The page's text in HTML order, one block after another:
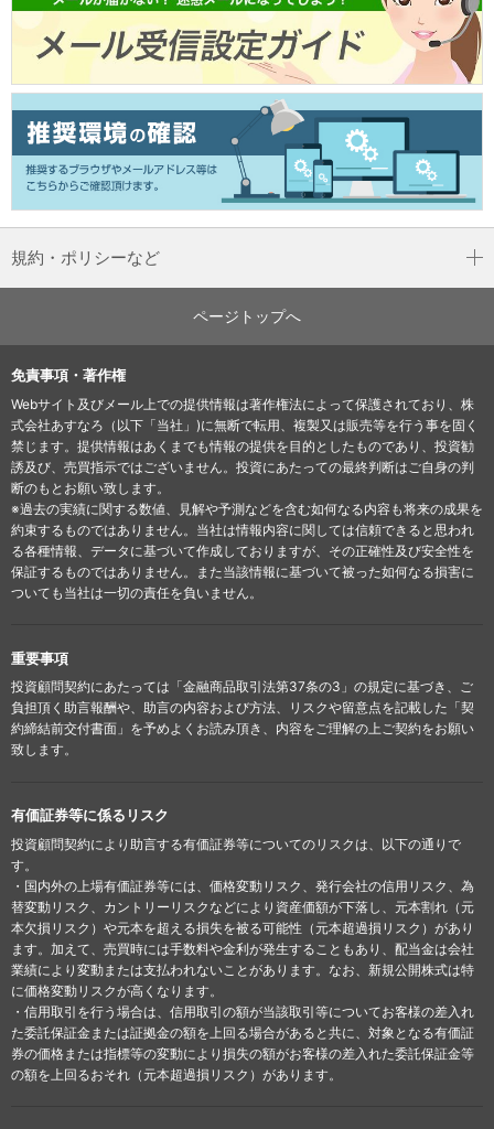
規約・ポリシーなど
ページトップへ
免責事項・著作権
Webサイト及びメール上での提供情報は著作権法によって保護されており、株
式会社あすなろ（以下「当社」)に無断で転用、複製又は販売等を行う事を固く
禁じます。提供情報はあくまでも情報の提供を目的としたものであり、投資勧
誘及び、売買指示ではございません。投資にあたっての最終判断はご自身の判
断のもとお願い致します。
※過去の実績に関する数値、見解や予測などを含む如何なる内容も将来の成果を
約束するものではありません。当社は情報内容に関しては信頼できると思われ
る各種情報、データに基づいて作成しておりますが、その正確性及び安全性を
保証するものではありません。また当該情報に基づいて被った如何なる損害に
ついても当社は一切の責任を負いません。
重要事項
投資顧問契約にあたっては「金融商品取引法第37条の3」の規定に基づき、ご
負担頂く助言報酬や、助言の内容および方法、リスクや留意点を記載した「契
約締結前交付書面」を予めよくお読み頂き、内容をご理解の上ご契約をお願い
致します。
有価証券等に係るリスク
投資顧問契約により助言する有価証券等についてのリスクは、以下の通りで
す。
・国内外の上場有価証券等には、価格変動リスク、発行会社の信用リスク、為
替変動リスク、カントリーリスクなどにより資産価額が下落し、元本割れ（元
本欠損リスク）や元本を超える損失を被る可能性（元本超過損リスク）があり
ます。加えて、売買時には手数料や金利が発生することもあり、配当金は会社
業績により変動または支払われないことがあります。なお、新規公開株式は特
に価格変動リスクが高くなります。
・信用取引を行う場合は、信用取引の額が当該取引等についてお客様の差入れ
た委託保証金または証拠金の額を上回る場合があると共に、対象となる有価証
券の価格または指標等の変動により損失の額がお客様の差入れた委託保証金等
の額を上回るおそれ（元本超過損リスク）があります。